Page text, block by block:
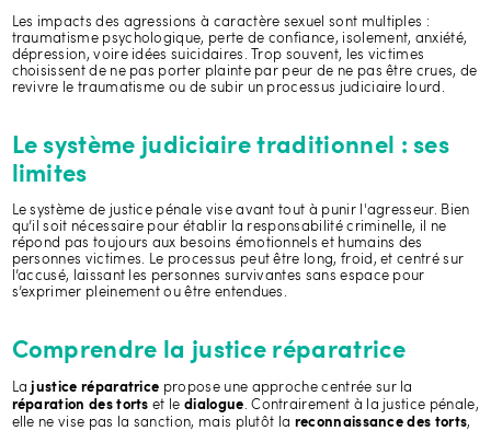
Les impacts des agressions à caractère sexuel sont multiples :
traumatisme psychologique, perte de confiance, isolement, anxiété,
dépression, voire idées suicidaires. Trop souvent, les victimes
choisissent de ne pas porter plainte par peur de ne pas être crues, de
revivre le traumatisme ou de subir un processus judiciaire lourd.
Le système judiciaire traditionnel : ses
limites
Le système de justice pénale vise avant tout à punir l'agresseur. Bien
qu’il soit nécessaire pour établir la responsabilité criminelle, il ne
répond pas toujours aux besoins émotionnels et humains des
personnes victimes. Le processus peut être long, froid, et centré sur
l’accusé, laissant les personnes survivantes sans espace pour
s’exprimer pleinement ou être entendues.
Comprendre la justice réparatrice
La justice réparatrice propose une approche centrée sur la
réparation des torts et ledialogue. Contrairement à la justice pénale,
elle ne vise pas la sanction, mais plutôt la reconnaissance des torts,